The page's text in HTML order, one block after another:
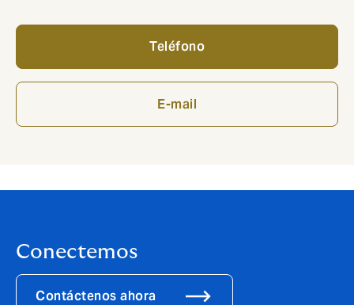
Teléfono
E-mail
Conectemos
Contáctenos ahora